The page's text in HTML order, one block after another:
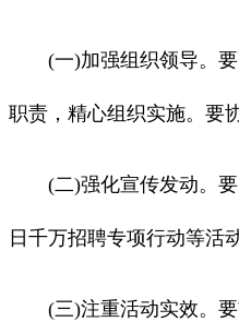
(一)加强组织领导。要
职责，精心组织实施。要
(二)强化宣传发动。要
日千万招聘专项行动等活
(三)注重活动实效。要